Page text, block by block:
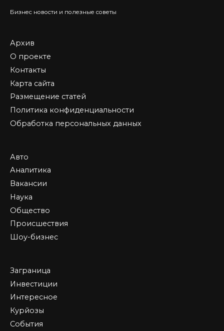
Бизнес новости и полезные советы
Архив
О проекте
Контакты
Карта сайта
Размещение статей
Политика конфиденциальности
Обработка персональных данных
Авто
Аналитика
Вакансии
Наука
Общество
Происшествия
Шоу-бизнес
Заграница
Инвестиции
Интересное
Курйозы
События